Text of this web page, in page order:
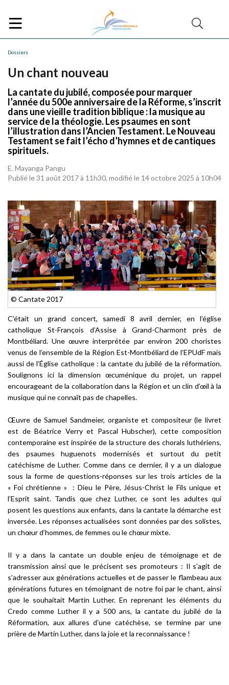
Dossiers
Un chant nouveau
La cantate du jubilé, composée pour marquer
l’année du 500e anniversaire de la Réforme, s’inscrit
dans une vieille tradition biblique : la musique au
service de la théologie. Les psaumes en sont
l’illustration dans l’Ancien Testament. Le Nouveau
Testament se fait l’écho d’hymnes et de cantiques
spirituels.
E. Mayanga Pangu
Publié le 31 août 2017 à 11h30, modifié le 14 octobre 2025 à 10h04
© Cantate 2017
C’était un grand concert, samedi 8 avril dernier, en l’église
catholique St-François d’Assise à Grand-Charmont près de
Montbéliard. Une œuvre interprétée par environ 200 choristes
venus de l’ensemble de la Région Est-Montbéliard de l’EPUdF mais
aussi de l’Église catholique : la cantate du jubilé de la réformation.
Soulignons ici la dimension œcuménique du projet, un rappel
encourageant de la collaboration dans la Région et un clin d’œil à la
musique qui ne connaît pas de chapelles.
Œuvre de Samuel Sandmeier, organiste et compositeur (le livret
est de Béatrice Verry et Pascal Hubscher), cette composition
contemporaine est inspirée de la structure des chorals luthériens,
des psaumes huguenots modernisés et surtout du petit
catéchisme de Luther. Comme dans ce dernier, il y a un dialogue
sous la forme de questions-réponses sur les trois articles de la
« Foi chrétienne » : Dieu le Père, Jésus-Christ le Fils unique et
l’Esprit saint. Tandis que chez Luther, ce sont les adultes qui
posent les questions aux enfants, dans la cantate la démarche est
inversée. Les réponses actualisées sont données par des solistes,
un chœur d’hommes, de femmes ou le chœur mixte.
Il y a dans la cantate un double enjeu de témoignage et de
transmission ainsi que le précisent ses promoteurs : Il s’agit de
s’adresser aux générations actuelles et de passer le flambeau aux
générations futures en témoignant de notre foi par le chant, ainsi
que le souhaitait Martin Luther. En reprenant les éléments du
Credo comme Luther il y a 500 ans, la cantate du jubilé de la
Réformation, aux allures d’une catéchèse, se termine par une
prière de Martin Luther, dans la joie et la reconnaissance !